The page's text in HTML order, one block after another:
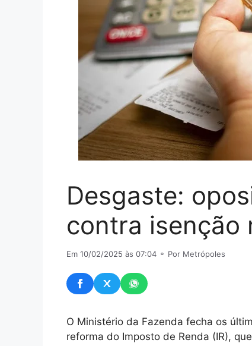
Desgaste:
contra isenção
Em 10/02/2025 às 07:04 ⚬ Por Metrópoles
O Ministério da Fazenda fecha os
reforma do Imposto de Renda (IR),